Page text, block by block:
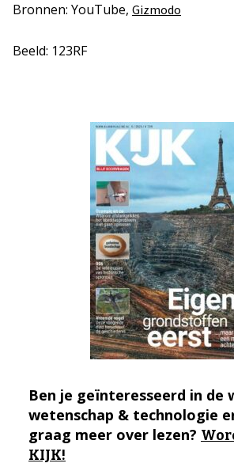
Bronnen: YouTube, Gizmodo
Beeld: 123RF
Ben je geïnteresseerd in de
wetenschap & technologie
graag meer over lezen?
KIJK!